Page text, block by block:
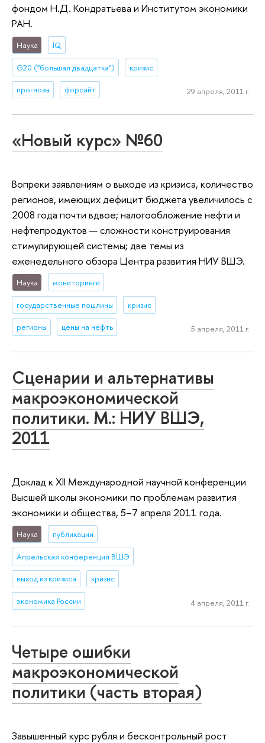
фондом Н.Д. Кондратьева и Институтом экономики
РАН.
Наука IQ
G20 ("большая двадцатка") кризис
прогнозы форсайт 29 апреля, 2011 г.
«Новый курс» №60
Вопреки заявлениям о выходе из кризиса, количество
регионов, имеющих дефицит бюджета увеличилось с
2008 года почти вдвое; налогообложение нефти и
нефтепродуктов — сложности конструирования
стимулирующей системы; две темы из
еженедельного обзора Центра развития НИУ ВШЭ.
Наука мониторинги
государственные пошлины кризис
регионы цены на нефть 5 апреля, 2011 г.
Сценарии и альтернативы
макроэкономической
политики. М.: НИУ ВШЭ,
2011
Доклад к XII Международной научной конференции
Высшей школы экономики по проблемам развития
экономики и общества, 5–7 апреля 2011 года.
Наука публикации
Апрельская конференция ВШЭ
выход из кризиса кризис
экономика России 4 апреля, 2011 г.
Четыре ошибки
макроэкономической
политики (часть вторая)
Завышенный курс рубля и бесконтрольный рост